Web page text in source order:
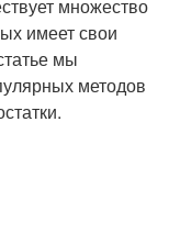
множество
имеет свои
мы
методов